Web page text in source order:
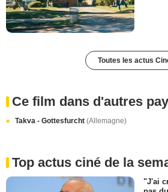
Toutes les actus
Ce film dans d'autres
Takva - Gottesfurcht (Allemagne)
Top actus ciné de la
"J'ai